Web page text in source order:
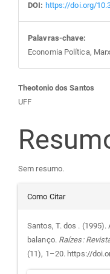
DOI: https://doi.org/
Palavras-chave:
Economia Política,
do
artigo
principal
Theotonio dos Santos
UFF
Sem resumo.
Detalhes
do
artigo
Como Citar
Santos, T. dos .
balanço. Raízes:
(11), 1–20. https://